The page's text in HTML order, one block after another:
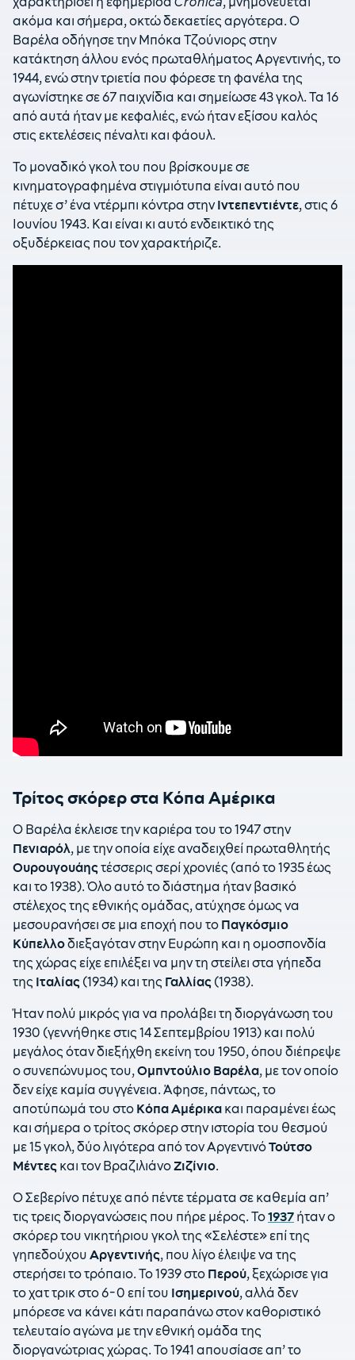
ακόμα και σήμερα, οκτώ δεκαετίες αργότερα. Ο
Βαρέλα οδήγησε την Μπόκα Τζούνιορς στην
κατάκτηση άλλου ενός πρωταθλήματος Αργεντινής, το
1944, ενώ στην τριετία που φόρεσε τη φανέλα της
αγωνίστηκε σε 67 παιχνίδια και σημείωσε 43 γκολ. Τα 16
από αυτά ήταν με κεφαλιές, ενώ ήταν εξίσου καλός
στις εκτελέσεις πέναλτι και φάουλ.
Το μοναδικό γκολ του που βρίσκουμε σε
κινηματογραφημένα στιγμιότυπα είναι αυτό που
πέτυχε σ’ ένα ντέρμπι κόντρα στηνΙντεπεντιέντε, στις 6
Ιουνίου 1943. Και είναι κι αυτό ενδεικτικό της
οξυδέρκειας που τον χαρακτήριζε.
Τρίτος σκόρερ στα Κόπα Αμέρικα
Ο Βαρέλα έκλεισε την καριέρα του το 1947 στην
Πενιαρόλ, με την οποία είχε αναδειχθεί πρωταθλητής
Ουρουγουάηςτέσσερις σερί χρονιές (από το 1935 έως
και το 1938). Όλο αυτό το διάστημα ήταν βασικό
στέλεχος της εθνικής ομάδας, ατύχησε όμως να
μεσουρανήσει σε μια εποχή που το Παγκόσμιο
Κύπελλοδιεξαγόταν στην Ευρώπη και η ομοσπονδία
της χώρας είχε επιλέξει να μην τη στείλει στα γήπεδα
της Ιταλίας (1934) και της Γαλλίας (1938).
Ήταν πολύ μικρός για να προλάβει τη διοργάνωση του
1930 (γεννήθηκε στις 14 Σεπτεμβρίου 1913) και πολύ
μεγάλος όταν διεξήχθη εκείνη του 1950, όπου διέπρεψε
ο συνεπώνυμος του,Ομπντούλιο Βαρέλα, με τον οποίο
δεν είχε καμία συγγένεια. Άφησε, πάντως, το
αποτύπωμά του στο Κόπα Αμέρικα και παραμένει έως
και σήμερα ο τρίτος σκόρερ στην ιστορία του θεσμού
με 15 γκολ, δύο λιγότερα από τον ΑργεντινόΤούτσο
Μέντες και τον ΒραζιλιάνοΖιζίνιο.
Ο Σεβερίνο πέτυχε από πέντε τέρματα σε καθεμία απ’
τις τρεις διοργανώσεις που πήρε μέρος. Το1937 ήταν ο
σκόρερ του νικητήριου γκολ της «Σελέστε» επί της
γηπεδούχου Αργεντινής, που λίγο έλειψε να της
στερήσει το τρόπαιο. Το 1939 στο Περού, ξεχώρισε για
το χατ τρικ στο 6-0 επί του Ισημερινού, αλλά δεν
μπόρεσε να κάνει κάτι παραπάνω στον καθοριστικό
τελευταίο αγώνα με την εθνική ομάδα της
διοργανώτριας χώρας. Το 1941 απουσίασε απ’ το